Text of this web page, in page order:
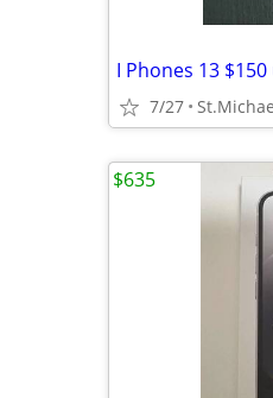
I Phones 13
7/27
$635